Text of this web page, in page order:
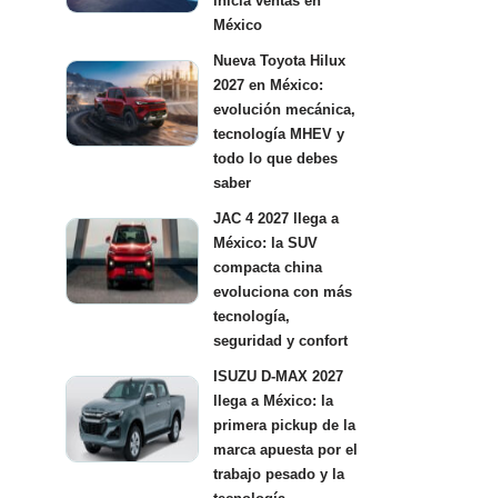
México
Nueva Toyota Hilux
2027 en México:
evolución mecánica,
tecnología MHEV y
todo lo que debes
saber
JAC 4 2027 llega a
México: la SUV
compacta china
evoluciona con más
tecnología,
seguridad y confort
ISUZU D-MAX 2027
llega a México: la
primera pickup de la
marca apuesta por el
trabajo pesado y la